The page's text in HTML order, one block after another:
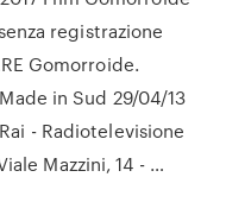
registrazione
Gomorroide.
in Sud 29/04/13
- Radiotelevisione
Mazzini, 14 - …